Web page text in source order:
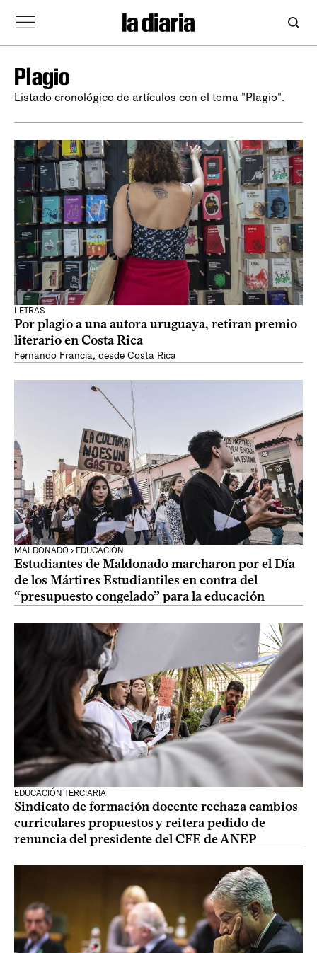
Plagio
Listado cronológico de artículos con el tema "Plagio".
LETRAS
Por plagio a una autora uruguaya, retiran premio
literario en Costa Rica
Fernando Francia, desde Costa Rica
MALDONADO › EDUCACIÓN
Estudiantes de Maldonado marcharon por el Día
de los Mártires Estudiantiles en contra del
“presupuesto congelado” para la educación
EDUCACIÓN TERCIARIA
Sindicato de formación docente rechaza cambios
curriculares propuestos y reitera pedido de
renuncia del presidente del CFE de ANEP